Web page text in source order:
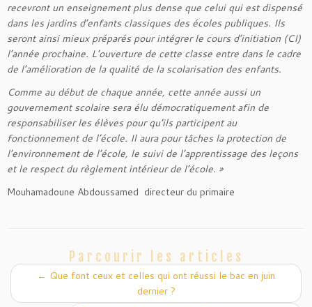
recevront un enseignement plus dense que celui qui est dispensé
dans les jardins d’enfants classiques des écoles publiques. Ils
seront ainsi mieux préparés pour intégrer le cours d’initiation (CI)
l’année prochaine. L’ouverture de cette classe entre dans le cadre
de l’amélioration de la qualité de la scolarisation des enfants.
Comme au début de chaque année, cette année aussi un
gouvernement scolaire sera élu démocratiquement afin de
responsabiliser les élèves pour qu’ils participent au
fonctionnement de l’école. Il aura pour tâches la protection de
l’environnement de l’école, le suivi de l’apprentissage des leçons
et le respect du règlement intérieur de l’école. »
Mouhamadoune Abdoussamed directeur du primaire
Parcourir les articles
← Que font ceux et celles qui ont réussi le bac en juin
dernier ?